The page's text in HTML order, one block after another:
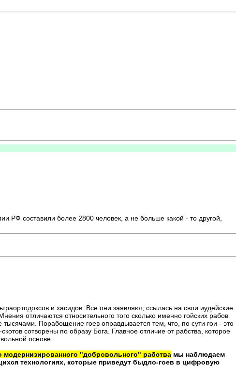
РФ составили более 2800 человек, а не больше какой - то другой,
и хасидов. Все они заявляют, ссылась на свои иудейские
отличаются относительного того сколько именно гойских рабов
тысячами. Порабощение гоев оправдывается тем, что, по сути гои - это
сотворены по образу Бога. Главное отличие от рабства, которое
основе.
модернизированного "добровольного" рабства мы наблюдаем
технологиях, которые приведут быдло-гоев в цифровую